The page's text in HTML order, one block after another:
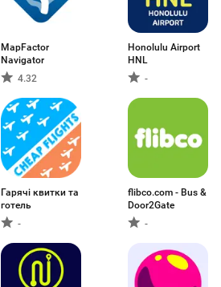
MapFactor
Navigator
4.32
Honolulu Airport
HNL
-
Гарячі квитки та
готель
-
flibco.com - Bus &
Door2Gate
-